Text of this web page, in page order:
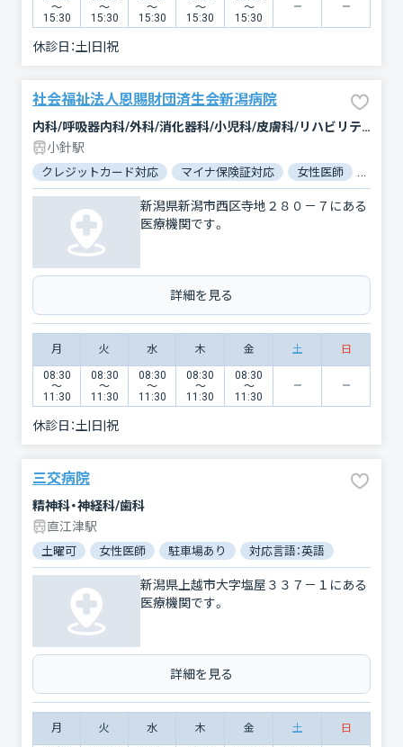
〜
15:30
〜
15:30
〜
15:30
〜
15:30
〜
15:30
休診日：土|日|祝
社会福祉法人恩賜財団済生会新潟病院
内科/呼吸器内科/外科/消化器科/小児科/皮膚科/リハビリテーション/救急科/血液内科/循環器科/脳神経外科/産婦人科/泌尿器科/放射線科/麻酔科/呼吸器外科/整形外科/眼科/精神科・神経科/臨床検査・病理診断/神経内科/腫瘍内科・外科/心臓血管外科/形成外科/耳鼻咽喉科/歯科口腔外科
小針駅
クレジットカード対応 マイナ保険証対応 女性医師
新潟県新潟市西区寺地２８０－７にある
医療機関です。
詳細を見る
月 火 水 木 金 土 日
08:30
〜
11:30
08:30
〜
11:30
08:30
〜
11:30
08:30
〜
11:30
08:30
〜
11:30
休診日：土|日|祝
三交病院
精神科・神経科/歯科
直江津駅
土曜可 女性医師 駐車場あり 対応言語：英語
新潟県上越市大字塩屋３３７－１にある
医療機関です。
詳細を見る
月 火 水 木 金 土 日